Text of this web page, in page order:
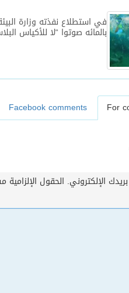
بالمائه صوتوا “لا للأكياس
For
Facebook comments
الإلكتروني. الحقول الإلزامية